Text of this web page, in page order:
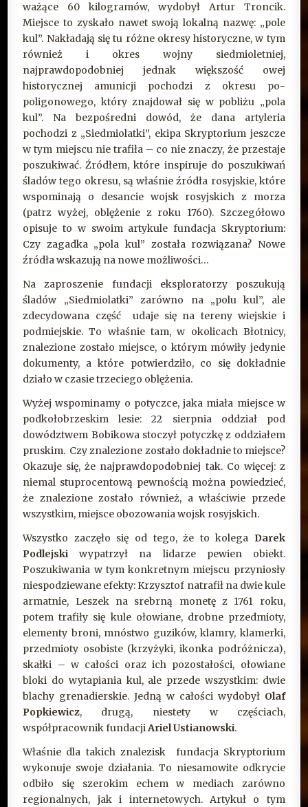
ważące 60 kilogramów, wydobył Artur Troncik.
Miejsce to zyskało nawet swoją lokalną nazwę: „pole
kul”. Nakładają się tu różne okresy historyczne, w tym
również i okres wojny siedmioletniej,
najprawdopodobniej jednak większość owej
historycznej amunicji pochodzi z okresu po-
poligonowego, który znajdował się w pobliżu „pola
kul”. Na bezpośredni dowód, że dana artyleria
pochodzi z „Siedmiolatki”, ekipa Skryptorium jeszcze
w tym miejscu nie trafiła – co nie znaczy, że przestaje
poszukiwać. Źródłem, które inspiruje do poszukiwań
śladów tego okresu, są właśnie źródła rosyjskie, które
wspominają o desancie wojsk rosyjskich z morza
(patrz wyżej, oblężenie z roku 1760). Szczegółowo
opisuje to w swoim artykule fundacja Skryptorium:
Czy zagadka „pola kul” została rozwiązana? Nowe
źródła wskazują na nowe możliwości…
Na zaproszenie fundacji eksploratorzy poszukują
śladów „Siedmiolatki” zarówno na „polu kul”, ale
zdecydowana część udaje się na tereny wiejskie i
podmiejskie. To właśnie tam, w okolicach Błotnicy,
znalezione zostało miejsce, o którym mówiły jedynie
dokumenty, a które potwierdziło, co się dokładnie
działo w czasie trzeciego oblężenia.
Wyżej wspominamy o potyczce, jaka miała miejsce w
podkołobrzeskim lesie: 22 sierpnia oddział pod
dowództwem Bobikowa stoczył potyczkę z oddziałem
pruskim. Czy znalezione zostało dokładnie to miejsce?
Okazuje się, że najprawdopodobniej tak. Co więcej: z
niemal stuprocentową pewnością można powiedzieć,
że znalezione zostało również, a właściwie przede
wszystkim, miejsce obozowania wojsk rosyjskich.
Wszystko zaczęło się od tego, że to kolega Darek
Podlejski wypatrzył na lidarze pewien obiekt.
Poszukiwania w tym konkretnym miejscu przyniosły
niespodziewane efekty: Krzysztof natrafił na dwie kule
armatnie, Leszek na srebrną monetę z 1761 roku,
potem trafiły się kule ołowiane, drobne przedmioty,
elementy broni, mnóstwo guzików, klamry, klamerki,
przedmioty osobiste (krzyżyki, ikonka podróżnicza),
skałki – w całości oraz ich pozostałości, ołowiane
bloki do wytapiania kul, ale przede wszystkim: dwie
blachy grenadierskie. Jedną w całości wydobył Olaf
Popkiewicz, drugą, niestety w częściach,
współpracownik fundacjiAriel Ustianowski.
Właśnie dla takich znalezisk fundacja Skryptorium
wykonuje swoje działania. To niesamowite odkrycie
odbiło się szerokim echem w mediach zarówno
regionalnych, jak i internetowych. Artykuł o tym